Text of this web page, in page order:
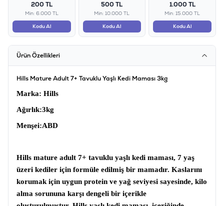
200 TL
Min: 6.000 TL
Kodu Al
500 TL
Min: 10.000 TL
Kodu Al
1.000 TL
Min: 15.000 TL
Kodu Al
Ürün Özellikleri
Hills Mature Adult 7+ Tavuklu Yaşlı Kedi Maması 3kg
Marka: Hills
Ağırlık:3kg
Menşei:ABD
Hills mature adult 7+ tavuklu yaşlı kedi maması, 7 yaş
üzeri kediler için formüle edilmiş bir mamadır. Kaslarını
korumak için uygun protein ve yağ seviyesi sayesinde, kilo
alma sorununa karşı dengeli bir içerikle